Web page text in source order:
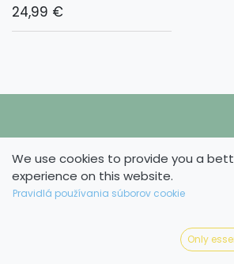
24,99 €
Užitočné odkazy
Domov
Knihy
We use cookies to provide you a
experience on this website.
Pravidlá používania súborov cookie
Only